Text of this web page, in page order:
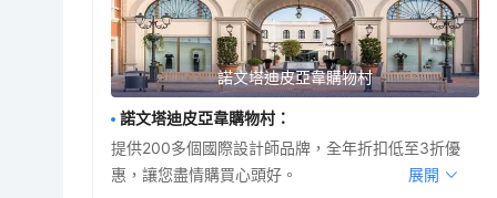
諾文塔迪皮亞韋購物村
諾文塔迪皮亞韋購物村 ：
提供200多個國際設計師品牌，全年折扣低至3折優
惠，讓您盡情購買心頭好。
展開